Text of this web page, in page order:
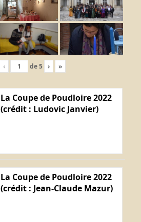
‹ de5 › »
La Coupe de Poudloire 2022
(crédit : Ludovic Janvier)
La Coupe de Poudloire 2022
(crédit : Jean-Claude Mazur)